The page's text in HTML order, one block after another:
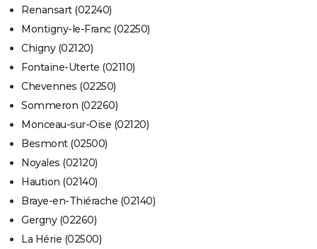
Renansart (02240)
Montigny-le-Franc (02250)
Chigny (02120)
Fontaine-Uterte (02110)
Chevennes (02250)
Sommeron (02260)
Monceau-sur-Oise (02120)
Besmont (02500)
Noyales (02120)
Haution (02140)
Braye-en-Thiérache (02140)
Gergny (02260)
La Hérie (02500)